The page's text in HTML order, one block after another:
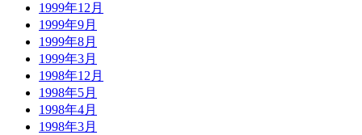
1999年12月
1999年9月
1999年8月
1999年3月
1998年12月
1998年5月
1998年4月
1998年3月